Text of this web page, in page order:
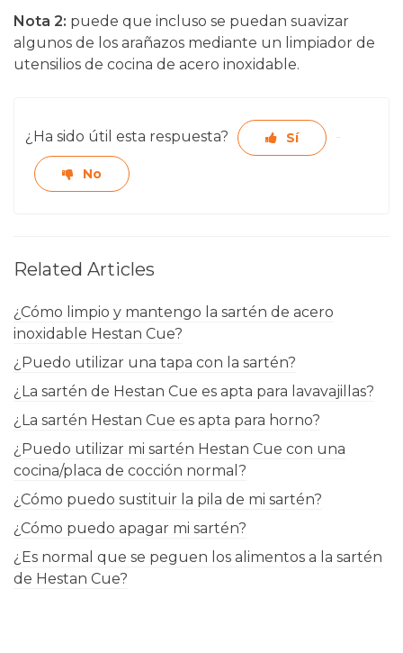
Nota 2: puede que incluso se puedan suavizar
algunos de los arañazos mediante un limpiador de
utensilios de cocina de acero inoxidable.
¿Ha sido útil esta respuesta? Sí
No
Related Articles
¿Cómo limpio y mantengo la sartén de acero
inoxidable Hestan Cue?
¿Puedo utilizar una tapa con la sartén?
¿La sartén de Hestan Cue es apta para lavavajillas?
¿La sartén Hestan Cue es apta para horno?
¿Puedo utilizar mi sartén Hestan Cue con una
cocina/placa de cocción normal?
¿Cómo puedo sustituir la pila de mi sartén?
¿Cómo puedo apagar mi sartén?
¿Es normal que se peguen los alimentos a la sartén
de Hestan Cue?